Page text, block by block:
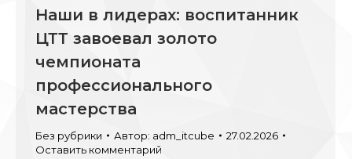
Наши в лидерах: воспитанник
ЦТТ завоевал золото
чемпионата
профессионального
мастерства
Без рубрики Автор: adm_itcube
27.02.2026
Оставить комментарий